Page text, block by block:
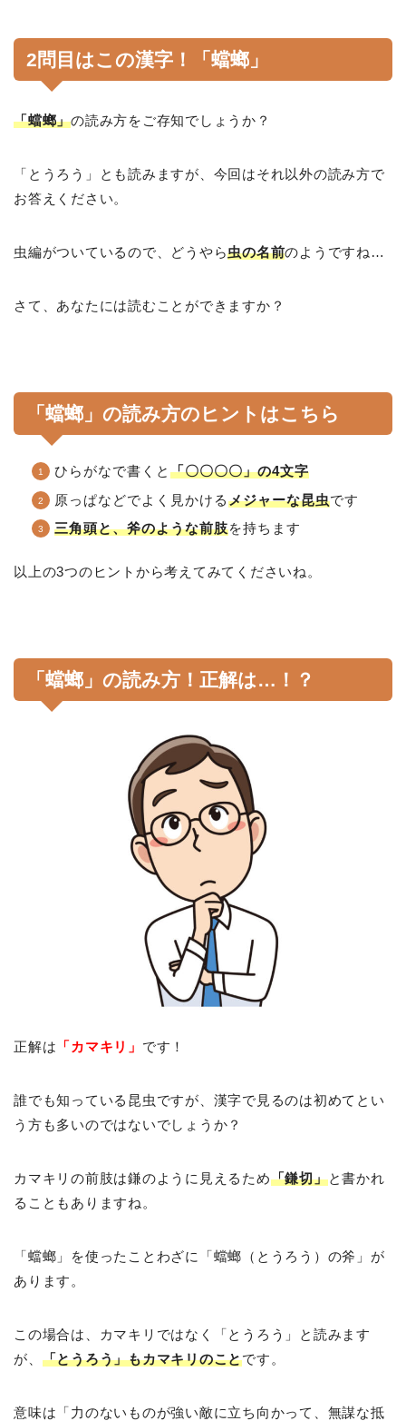
2問目はこの漢字！「蟷螂」
「蟷螂」の読み方をご存知でしょうか？
「とうろう」とも読みますが、今回はそれ以外の読み方で
お答えください。
虫編がついているので、どうやら虫の名前のようですね…
さて、あなたには読むことができますか？
「蟷螂」の読み方のヒントはこちら
ひらがなで書くと 「〇〇〇〇」の4文字
原っぱなどでよく見かけるメジャーな昆虫です
三角頭と、斧のような前肢を持ちます
以上の3つのヒントから考えてみてくださいね。
「蟷螂」の読み方！正解は…！？
正解は 「カマキリ」 です！
誰でも知っている昆虫ですが、漢字で見るのは初めてとい
う方も多いのではないでしょうか？
カマキリの前肢は鎌のように見えるため「鎌切」と書かれ
ることもありますね。
「蟷螂」を使ったことわざに「蟷螂（とうろう）の斧」が
あります。
この場合は、カマキリではなく「とうろう」と読みます
が、 「とうろう」もカマキリのことです。
意味は「力のないものが強い敵に立ち向かって、無謀な抵